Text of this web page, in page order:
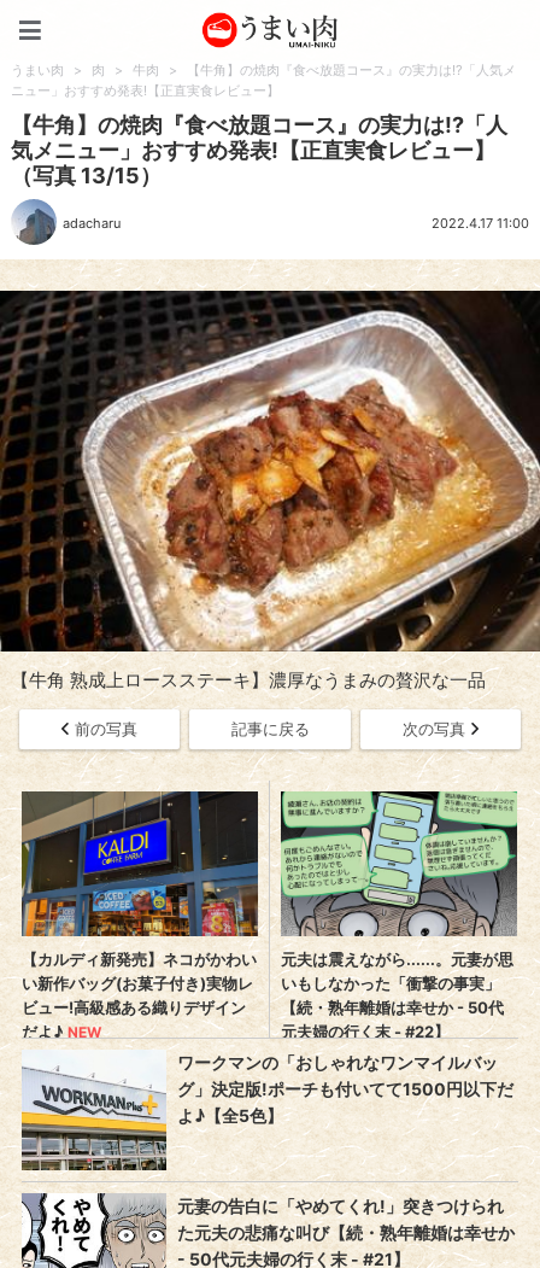
うまい肉 > 肉 > 牛肉 >
【牛角】の焼肉『食べ放題コース』の実力は!?「人気メ
ニュー」おすすめ発表!【正直実食レビュー】
【牛角】の焼肉『食べ放題コース』の実力は!?「人
気メニュー」おすすめ発表!【正直実食レビュー】
（写真 13/15）
adacharu 2022.4.17 11:00
【牛角 熟成上ロースステーキ】濃厚なうまみの贅沢な一品
前の写真 記事に戻る 次の写真